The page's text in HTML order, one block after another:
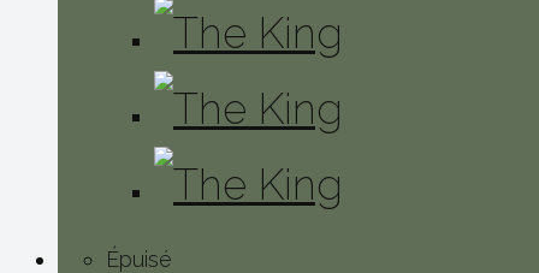
Épuisé